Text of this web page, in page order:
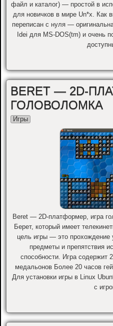
файл и каталог) — простой в
для новичков в мире Un*x. Как
переписан с нуля —
Idei для MS-DOS(tm) и очень
BERET — 2D-
ГОЛОВОЛОМКА
Игры
Beret — 2D-платформер, игра
Берет, который имеет
цель игры — это прохождение
предметы и препятствия
способности. Игра содержит
медальонов Более 20 часов
Для установки игры в Linux
с